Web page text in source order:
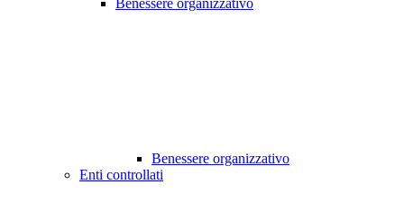
Benessere organizzativo
Benessere organizzativo
Enti controllati